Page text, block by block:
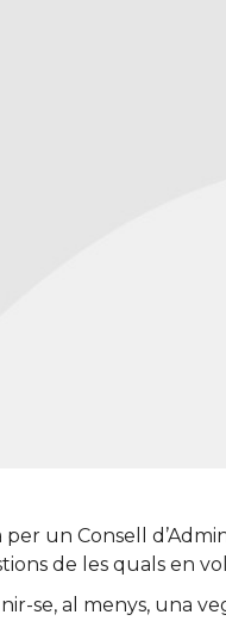
un Consell
de les quals en
se, al menys, una